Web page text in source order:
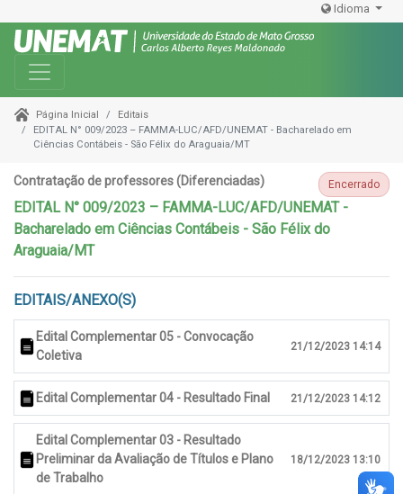
Idioma
Toggle navigation
Página Inicial
Editais
EDITAL N° 009/2023 – FAMMA-LUC/AFD/UNEMAT - Bacharelado em
Ciências Contábeis - São Félix do Araguaia/MT
Contratação de professores (Diferenciadas) Encerrado
EDITAL N° 009/2023 – FAMMA-LUC/AFD/UNEMAT -
Bacharelado em Ciências Contábeis - São Félix do
Araguaia/MT
EDITAIS/ANEXO(S)
Edital Complementar 05 - Convocação
Coletiva
21/12/2023 14:14
Edital Complementar 04 - Resultado Final 21/12/2023 14:12
Edital Complementar 03 - Resultado
Preliminar da Avaliação de Títulos e Plano
de Trabalho
18/12/2023 13:10